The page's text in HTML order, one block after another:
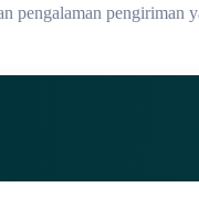
pengalaman